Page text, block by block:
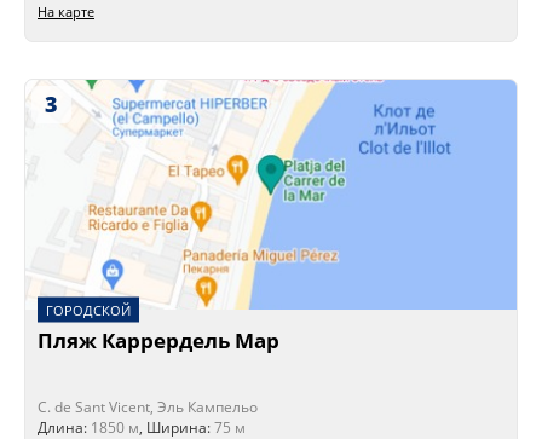
На карте
3
ГОРОДСКОЙ
Пляж Каррердель Мар
C. de Sant Vicent, Эль Кампельо
Длина: 1850 м, Ширина:75 м